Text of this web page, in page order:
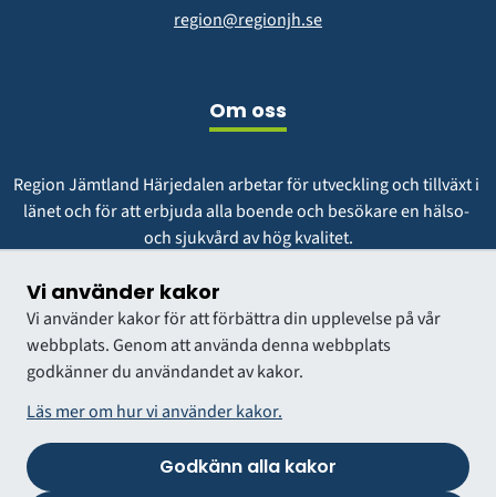
Vi använder kakor
Vi använder kakor för att förbättra din upplevelse på vår
webbplats. Genom att använda denna webbplats
godkänner du användandet av kakor.
Läs mer om hur vi använder kakor.
Godkänn alla kakor
region@regionjh.se
Om oss
Region Jämtland Härjedalen arbetar för utveckling och tillväxt i
länet och för att erbjuda alla boende och besökare en hälso-
och sjukvård av hög kvalitet.
Vår vision är att vara en region att längta till och växa i.
VÅRDGIVARWEBB